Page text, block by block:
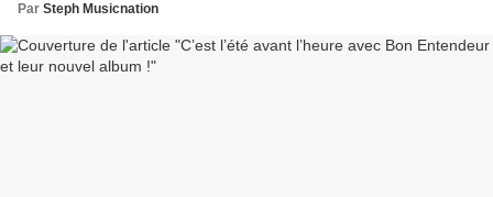
Par Steph Musicnation